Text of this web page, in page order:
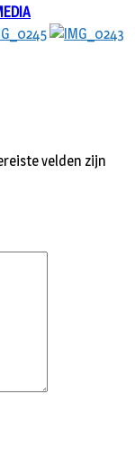
velden zijn